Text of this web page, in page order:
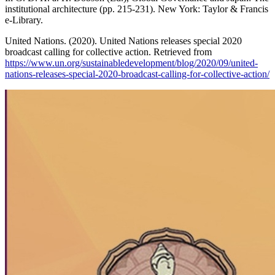
institutional architecture (pp. 215-231). New York: Taylor & Francis
e-Library.
United Nations. (2020). United Nations releases special 2020
broadcast calling for collective action. Retrieved from
https://www.un.org/sustainabledevelopment/blog/2020/09/united-
nations-releases-special-2020-broadcast-calling-for-collective-action/